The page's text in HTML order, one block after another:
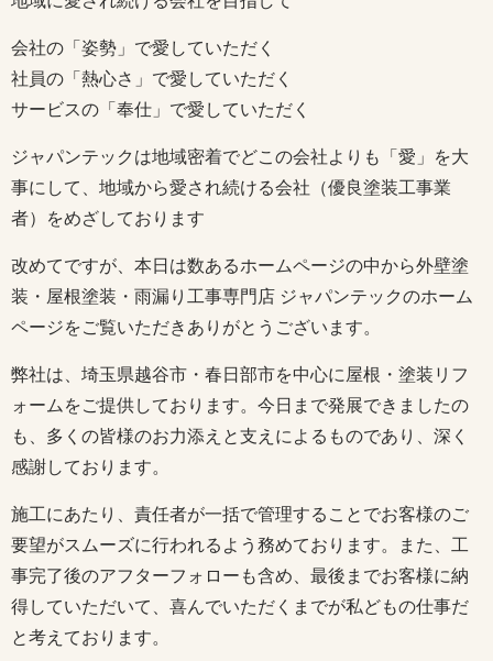
会社の「姿勢」で愛していただく
社員の「熱心さ」で愛していただく
サービスの「奉仕」で愛していただく
ジャパンテックは地域密着でどこの会社よりも「愛」を大
事にして、地域から愛され続ける会社（優良塗装工事業
者）をめざしております
改めてですが、本日は数あるホームページの中から外壁塗
装・屋根塗装・雨漏り工事専門店 ジャパンテックのホーム
ページをご覧いただきありがとうございます。
弊社は、埼玉県越谷市・春日部市を中心に屋根・塗装リフ
ォームをご提供しております。今日まで発展できましたの
も、多くの皆様のお力添えと支えによるものであり、深く
感謝しております。
施工にあたり、責任者が一括で管理することでお客様のご
要望がスムーズに行われるよう務めております。また、工
事完了後のアフターフォローも含め、最後までお客様に納
得していただいて、喜んでいただくまでが私どもの仕事だ
と考えております。